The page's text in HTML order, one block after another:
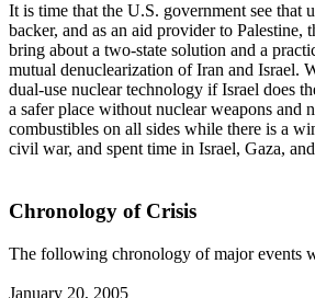
It is time that the U.S. government see that
backer, and as an aid provider to
bring about a two-state solution and a
mutual denuclearization of Iran and Israel.
dual-use nuclear technology if Israel does
a safer place without nuclear weapons
combustibles on all sides while there is a
civil war, and spent time in Israel, Gaza,
Chronology of Crisis
The following chronology of major events
January 20, 2005